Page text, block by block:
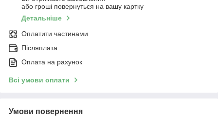
або гроші повернуться на вашу картку
Детальніше
Оплатити частинами
Післяплата
Оплата на рахунок
Всі умови оплати
Умови повернення